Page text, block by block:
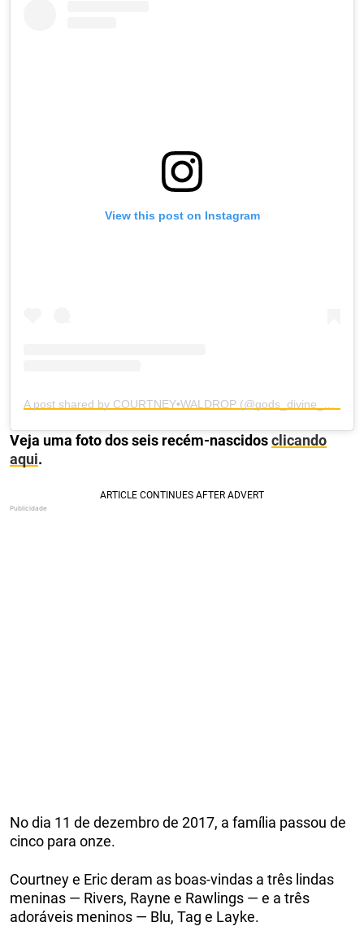
View this post on Instagram
A post shared by COURTNEY•WALDROP (@gods_divine_nine)
Veja uma foto dos seis recém-nascidosclicando
aqui.
No dia 11 de dezembro de 2017, a família passou de
cinco para onze.
Courtney e Eric deram as boas-vindas a três lindas
meninas — Rivers, Rayne e Rawlings — e a três
adoráveis meninos — Blu, Tag e Layke.